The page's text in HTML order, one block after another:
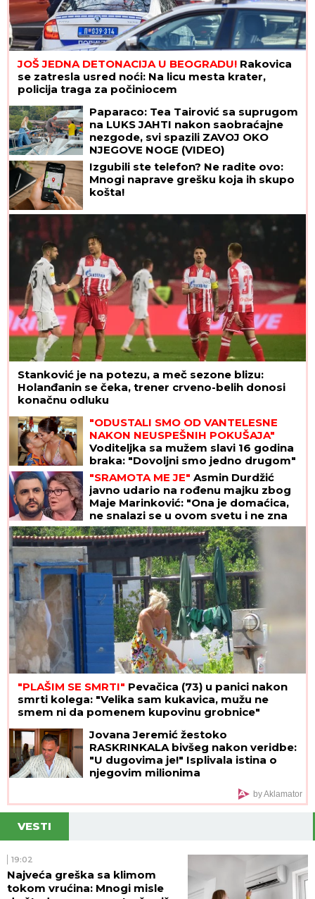
JOŠ JEDNA DETONACIJA U BEOGRADU! Rakovica
se zatresla usred noći: Na licu mesta krater,
policija traga za počiniocem
Paparaco: Tea Tairović sa suprugom
na LUKS JAHTI nakon saobraćajne
nezgode, svi spazili ZAVOJ OKO
NJEGOVE NOGE (VIDEO)
Izgubili ste telefon? Ne radite ovo:
Mnogi naprave grešku koja ih skupo
košta!
Stanković je na potezu, a meč sezone blizu:
Holanđanin se čeka, trener crveno-belih donosi
konačnu odluku
"ODUSTALI SMO OD VANTELESNE
NAKON NEUSPEŠNIH POKUŠAJA"
Voditeljka sa mužem slavi 16 godina
braka: "Dovoljni smo jedno drugom"
"SRAMOTA ME JE" Asmin Durdžić
javno udario na rođenu majku zbog
Maje Marinković: "Ona je domaćica,
ne snalazi se u ovom svetu i ne zna
da prestane"
"PLAŠIM SE SMRTI" Pevačica (73) u panici nakon
smrti kolega: "Velika sam kukavica, mužu ne
smem ni da pomenem kupovinu grobnice"
Jovana Jeremić žestoko
RASKRINKALA bivšeg nakon veridbe:
"U dugovima je!" Isplivala istina o
njegovim milionima
by Aklamator
VESTI
19:02
Najveća greška sa klimom
tokom vrućina: Mnogi misle